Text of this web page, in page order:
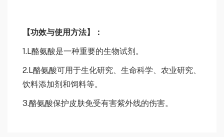
【功效与使用方法】：
1.L酪氨酸是一种重要的生物试剂。
2.L酪氨酸可用于生化研究、生命科学、农业研究、
饮料添加剂和饲料等。
3.酪氨酸保护皮肤免受有害紫外线的伤害。